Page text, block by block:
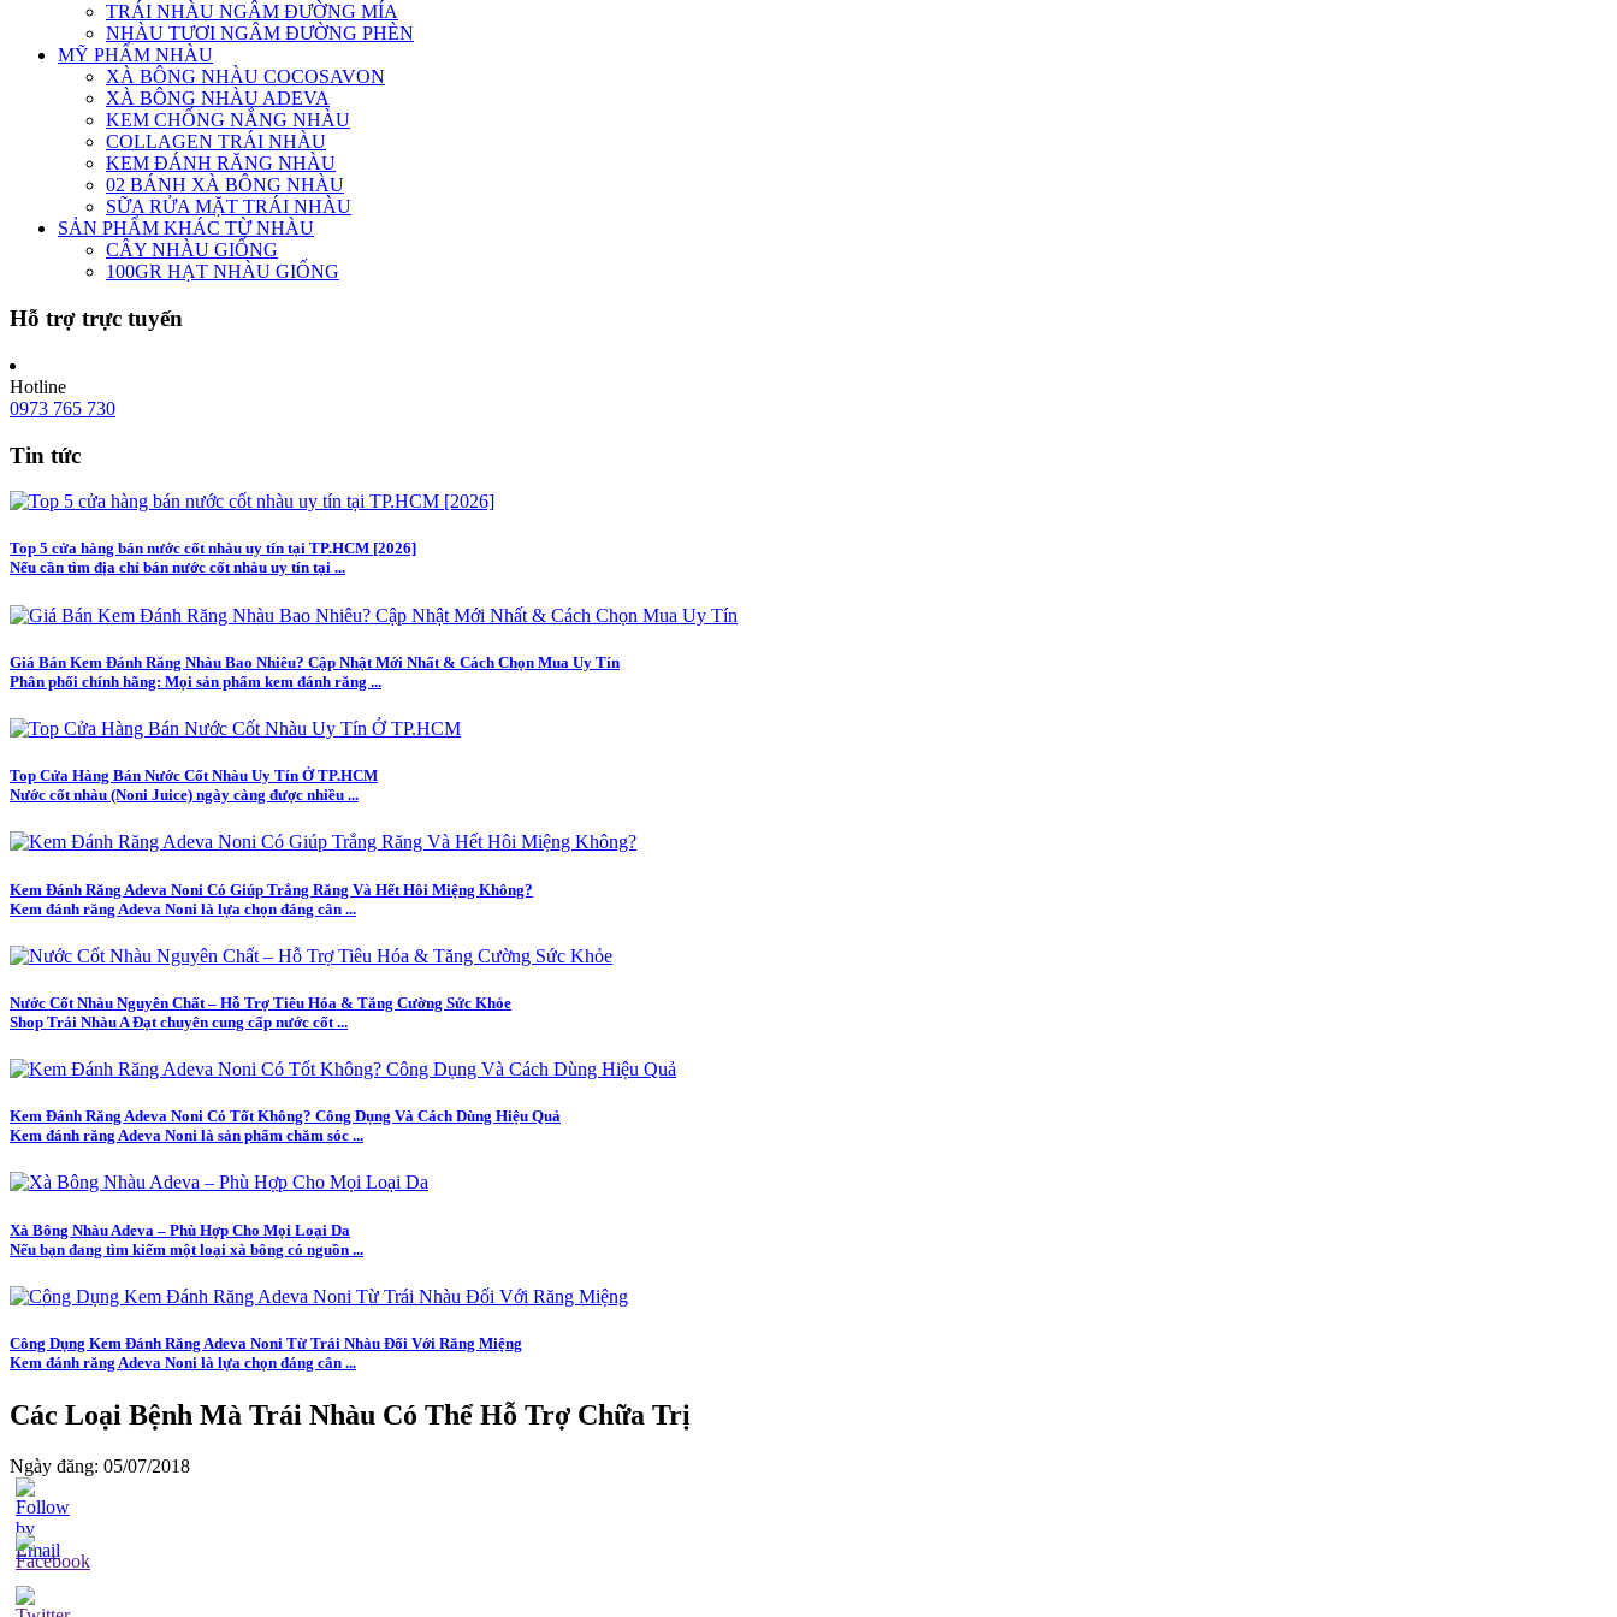
TRÁI NHÀU NGÂM ĐƯỜNG MÍA
NHÀU TƯƠI NGÂM ĐƯỜNG PHÈN
MỸ PHẨM NHÀU
XÀ BÔNG NHÀU COCOSAVON
XÀ BÔNG NHÀU ADEVA
KEM CHỐNG NẮNG NHÀU
COLLAGEN TRÁI NHÀU
KEM ĐÁNH RĂNG NHÀU
02 BÁNH XÀ BÔNG NHÀU
SỮA RỬA MẶT TRÁI NHÀU
SẢN PHẨM KHÁC TỪ NHÀU
CÂY NHÀU GIỐNG
100GR HẠT NHÀU GIỐNG
Hỗ trợ trực tuyến
Hotline
0973 765 730
Tin tức
Top 5 cửa hàng bán nước cốt nhàu uy tín tại TP.HCM [2026]
Nếu cần tìm địa chỉ bán nước cốt nhàu uy tín tại ...
Giá Bán Kem Đánh Răng Nhàu Bao Nhiêu? Cập Nhật Mới Nhất & Cách Chọn Mua Uy Tín
Phân phối chính hãng: Mọi sản phẩm kem đánh răng ...
Top Cửa Hàng Bán Nước Cốt Nhàu Uy Tín Ở TP.HCM
Nước cốt nhàu (Noni Juice) ngày càng được nhiều ...
Kem Đánh Răng Adeva Noni Có Giúp Trắng Răng Và Hết Hôi Miệng Không?
Kem đánh răng Adeva Noni là lựa chọn đáng cân ...
Nước Cốt Nhàu Nguyên Chất – Hỗ Trợ Tiêu Hóa & Tăng Cường Sức Khỏe
Shop Trái Nhàu A Đạt chuyên cung cấp nước cốt ...
Kem Đánh Răng Adeva Noni Có Tốt Không? Công Dụng Và Cách Dùng Hiệu Quả
Kem đánh răng Adeva Noni là sản phẩm chăm sóc ...
Xà Bông Nhàu Adeva – Phù Hợp Cho Mọi Loại Da
Nếu bạn đang tìm kiếm một loại xà bông có nguồn ...
Công Dụng Kem Đánh Răng Adeva Noni Từ Trái Nhàu Đối Với Răng Miệng
Kem đánh răng Adeva Noni là lựa chọn đáng cân ...
Các Loại Bệnh Mà Trái Nhàu Có Thể Hỗ Trợ Chữa Trị
Ngày đăng: 05/07/2018